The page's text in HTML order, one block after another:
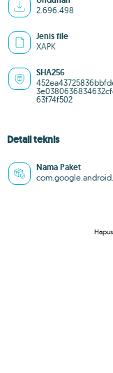
2.696.498
Jenis file
XAPK
SHA256
63f74f502
Detail teknis
Nama Paket